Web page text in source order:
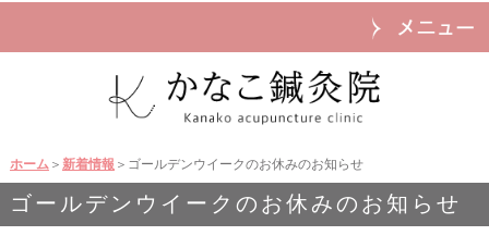
ホーム＞ 新着情報 ＞ゴールデンウイークのお休みのお知らせ
ゴールデンウイークのお休みのお知らせ